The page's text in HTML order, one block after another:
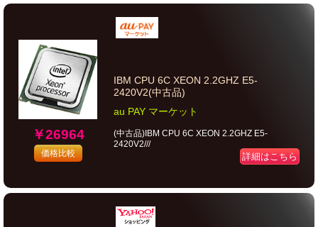
￥26964
価格比較
IBM CPU 6C XEON 2.2GHZ E5-
2420V2(中古品)
au PAY マーケット
(中古品)IBM CPU 6C XEON 2.2GHZ E5-
2420V2///
詳細はこちら